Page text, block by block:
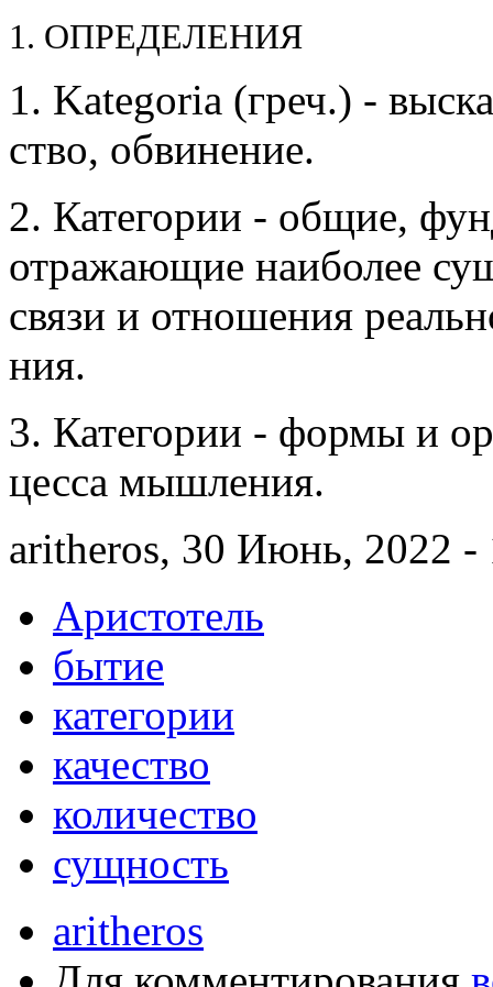
1. ОПРЕДЕЛЕНИЯ
1. Kategoria (греч.) -
ство, обвине­ние.
2. Категории - общие,
отражающие на­ибо­лее
связи и отно­шения
ния.
3. Категории - формы и
цесса мыш­ле­ния.
aritheros, 30 Июнь, 2022 -
Аристотель
бытие
категории
качество
количество
сущность
aritheros